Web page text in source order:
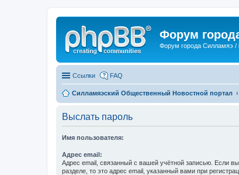
Форум
Форум города Силламяэ /
Ссылки FAQ
Силламяэский Общественный Новостной портал
Выслать пароль
Имя пользователя:
Адрес email:
Адрес email, связанный с вашей учётной записью. Если
разделе, то это адрес email, указанный вами при